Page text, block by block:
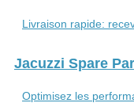
Livraison rapide:
Jacuzzi Spare
Optimisez les